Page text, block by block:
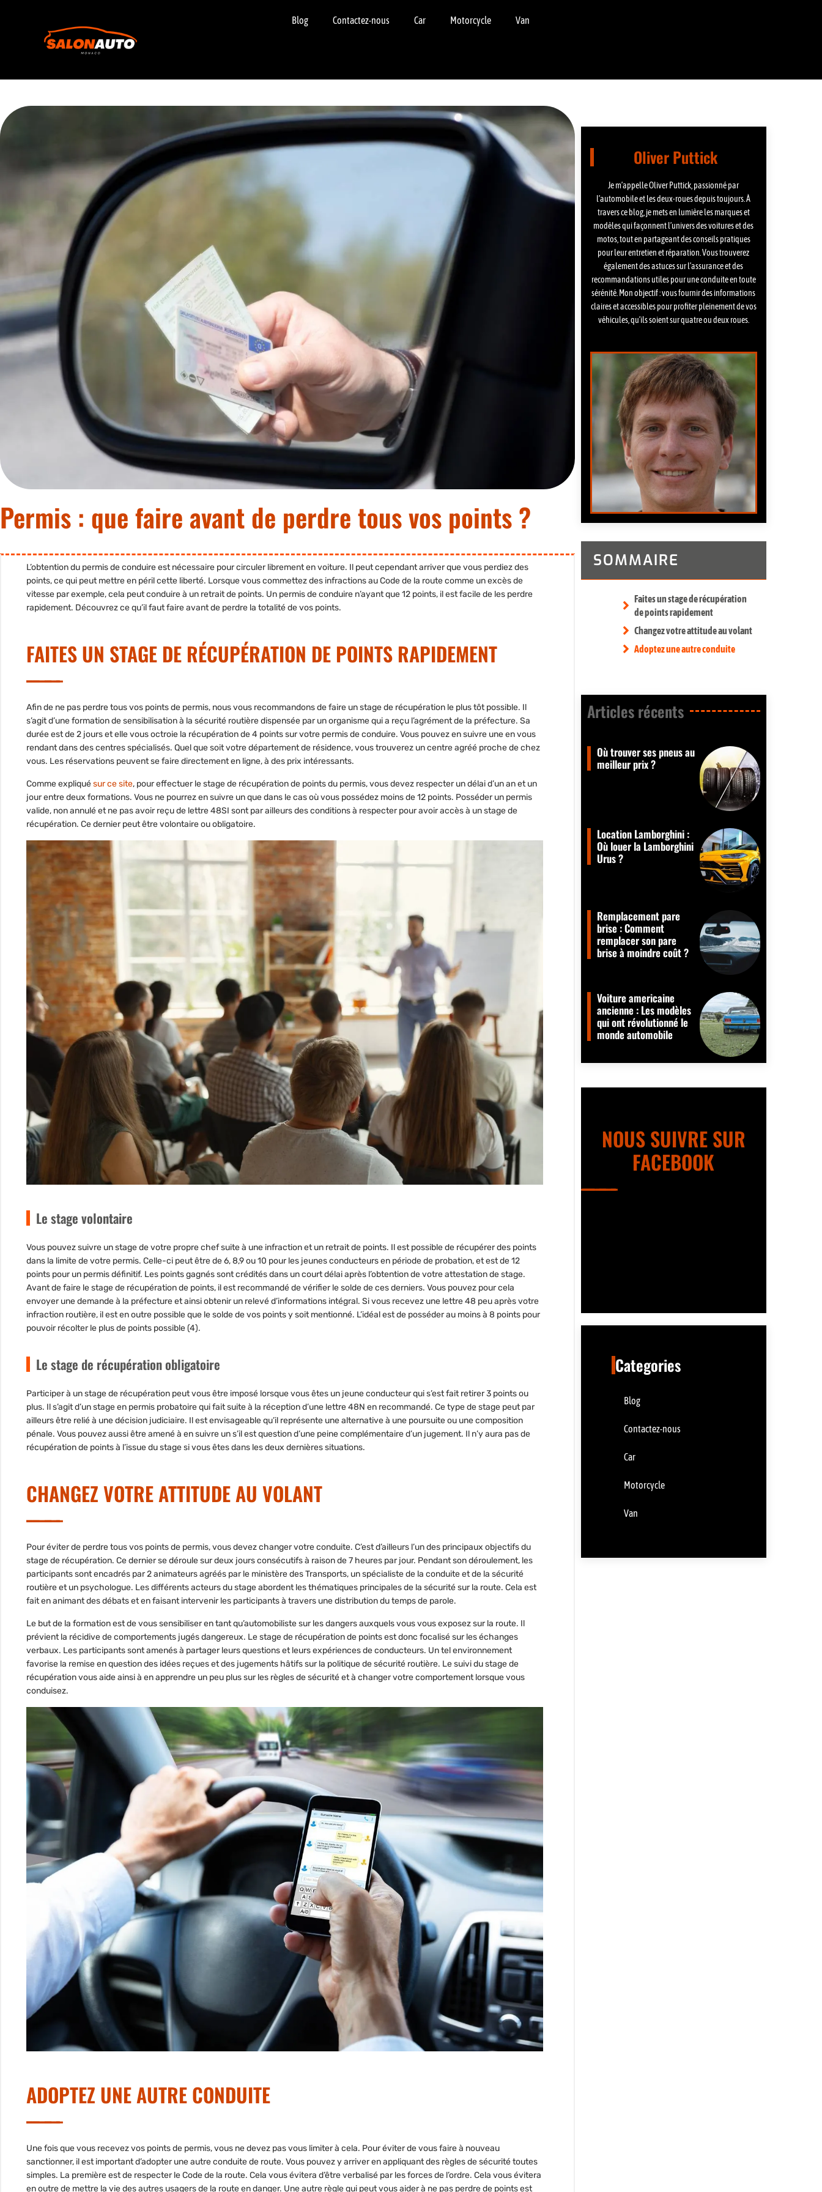
Blog Contactez-nous Car Motorcycle Van
Permis : que faire avant de perdre tous vos points ?
L’obtention du permis de conduire est nécessaire pour circuler librement en voiture. Il peut cependant arriver que vous perdiez des
points, ce qui peut mettre en péril cette liberté. Lorsque vous commettez des infractions au Code de la route comme un excès de
vitesse par exemple, cela peut conduire à un retrait de points. Un permis de conduire n’ayant que 12 points, il est facile de les perdre
rapidement. Découvrez ce qu’il faut faire avant de perdre la totalité de vos points.
FAITES UN STAGE DE RÉCUPÉRATION DE POINTS RAPIDEMENT
Afin de ne pas perdre tous vos points de permis, nous vous recommandons de faire un stage de récupération le plus tôt possible. Il
s’agit d’une formation de sensibilisation à la sécurité routière dispensée par un organisme qui a reçu l’agrément de la préfecture. Sa
durée est de 2 jours et elle vous octroie la récupération de4 points sur votre permis de conduire. Vous pouvez en suivre une en vous
rendant dans des centres spécialisés. Quel que soit votre département de résidence, vous trouverez un centre agréé proche de chez
vous. Les réservations peuvent se faire directement en ligne, à des prix intéressants.
Comme expliquésur ce site, pour effectuer lestage de récupération de points du permis, vous devez respecter un délai d’un an et un
jour entre deux formations. Vous ne pourrez en suivre un que dans le cas où vous possédez moins de 12 points. Posséder un permis
valide, non annulé et ne pas avoir reçu de lettre 48SI sont par ailleurs des conditions à respecter pour avoir accès à un stage de
récupération. Ce dernier peut être volontaire ou obligatoire.
Le stage volontaire
Vous pouvez suivre un stage de votre propre chef suite à une infraction et un retrait de points. Il est possible de récupérer des points
dans la limite de votre permis. Celle-ci peut être de 6, 8,9 ou 10 pour les jeunes conducteurs en période de probation, et est de 12
points pour un permis définitif. Les points gagnés sont crédités dans un court délai après l’obtention de votre attestation de stage.
Avant de faire lestage de récupération de points, il est recommandé de vérifier le solde de ces derniers. Vous pouvez pour cela
envoyer une demande à la préfecture et ainsi obtenir un relevé d’informations intégral. Si vous recevez une lettre 48 peu après votre
infraction routière, il est en outre possible que le solde de vos points y soit mentionné. L’idéal est de posséder au moins à 8 points pour
pouvoir récolter le plus de points possible (4).
Le stage de récupération obligatoire
Participer à un stage de récupération peut vous être imposé lorsque vous êtes un jeune conducteur qui s’est fait retirer 3 points ou
plus. Il s’agit d’un stage en permis probatoire qui fait suite à la réception d’une lettre 48N en recommandé. Ce type de stage peut par
ailleurs être relié à une décision judiciaire. Il est envisageable qu’il représente une alternative à une poursuite ou une composition
pénale. Vous pouvez aussi être amené à en suivre un s’il est question d’une peine complémentaire d’un jugement. Il n’y aura pas de
récupération de points à l’issue du stagesi vous êtes dans les deux dernières situations.
CHANGEZ VOTRE ATTITUDE AU VOLANT
Pour éviter de perdre tous vos points de permis, vous devez changer votre conduite. C’est d’ailleurs l’un des principaux objectifs du
stage de récupération. Ce dernier se déroule sur deux jours consécutifs à raison de 7 heures par jour. Pendant son déroulement, les
participants sont encadrés par 2 animateurs agréés par le ministère des Transports, un spécialiste de la conduite et de la sécurité
routière et un psychologue. Les différents acteurs du stage abordent les thématiques principales de la sécurité sur la route. Cela est
fait en animant des débats et en faisant intervenir les participants à travers une distribution du temps de parole.
Le but de la formation est de vous sensibiliser en tant qu’automobiliste sur les dangers auxquels vous vous exposez sur la route. Il
prévient la récidive de comportements jugés dangereux. Lestage de récupération de points est donc focalisésur les échanges
verbaux. Les participants sont amenés à partager leurs questions et leurs expériences de conducteurs. Un tel environnement
favorise la remise en question des idées reçues et des jugements hâtifs sur la politique de sécurité routière. Le suivi du stage de
récupération vous aide ainsi à en apprendre un peu plus sur les règles de sécurité et à changer votre comportement lorsque vous
conduisez.
ADOPTEZ UNE AUTRE CONDUITE
Une fois que vous recevez vos points de permis, vous ne devez pas vous limiter à cela. Pour éviter de vous faire à nouveau
sanctionner, il est important d’adopter une autre conduite de route. Vous pouvez y arriver en appliquant des règles de sécurité toutes
simples. La première est de respecter le Code de la route. Cela vous évitera d’être verbalisé par les forces de l’ordre. Cela vous évitera
en outre de mettre la vie des autres usagers de la route en danger. Une autre règle qui peut vous aider à ne pas perdre de points est
Oliver Puttick
Je m’appelle Oliver Puttick, passionné par
l’automobile et les deux-roues depuis toujours. À
travers ce blog, je mets en lumière les marques et
modèles qui façonnent l’univers des voitures et des
motos, tout en partageant des conseils pratiques
pour leur entretien et réparation. Vous trouverez
également des astuces sur l’assurance et des
recommandations utiles pour une conduite en toute
sérénité. Mon objectif : vous fournir des informations
claires et accessibles pour profiter pleinement de vos
véhicules, qu’ils soient sur quatre ou deux roues.
SOMMAIRE
Faites un stage de récupération
de points rapidement
Changez votre attitude au volant
Adoptez une autre conduite
Articles récents​
Où trouver ses pneus au
meilleur prix ?
Location Lamborghini :
Où louer la Lamborghini
Urus ?
Remplacement pare
brise : Comment
remplacer son pare
brise à moindre coût ?
Voiture americaine
ancienne : Les modèles
qui ont révolutionné le
monde automobile
NOUS SUIVRE SUR
FACEBOOK
Categories
Blog
Contactez-nous
Car
Motorcycle
Van